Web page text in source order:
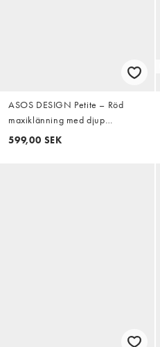
ASOS DESIGN Petite – Röd
maxiklänning med djup
halsringning och asymmetrisk,
599,00 SEK